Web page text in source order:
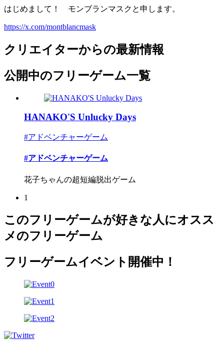
はじめまして！ モンブランマスクと申します。
https://x.com/montblancmask
クリエイターからの最新情報
公開中のフリーゲーム一覧
HANAKO'S Unlucky Days
#アドベンチャーゲーム
#アドベンチャーゲーム
花子ちゃんの超短編脱出ゲーム
1
このフリーゲームが好きな人にオスス
メのフリーゲーム
フリーゲームイベント開催中！